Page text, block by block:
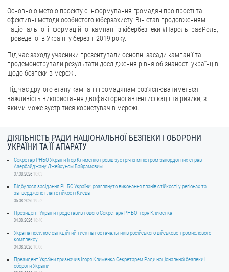
Drone Deals
Фотогалерея
Відеогалерея
ЗВЕРНЕННЯ ГРОМАДЯН
Електронне звернення
Організація доступу до публічної інформації
Облік публічної інформації
Публічні закупівлі
Внутрішній аудит
ДЕРЖАВНИЙ РЕЄСТР САНКЦІЙ
Основною метою проекту є інформування громадян про прості та
ефективні методи особистого кіберзахисту. Він став продовженням
національної інформаційної кампанії з кібербезпеки #ПарольГраєРоль,
проведеної в Україні у березні 2019 року.
Під час заходу учасники презентували основні засади кампанії та
продемонстрували результати дослідження рівня обізнаності українців
щодо безпеки в мережі.
Під час другого етапу кампанії громадянам роз’яснюватиметься
важливість використання двофакторної автентифікації та ризики, з
якими може зустрітися користувач в мережі.
ДІЯЛЬНІСТЬ РАДИ НАЦІОНАЛЬНОЇ БЕЗПЕКИ І ОБОРОНИ
УКРАЇНИ ТА ЇЇ АПАРАТУ
Секретар РНБО України Ігор Клименко провів зустріч із міністром закордонних справ
Азербайджану Джейхуном Байрамовим
07.08.2026 10:03
Відбулося засідання РНБО України: розглянуто виконання планів стійкості у регіонах та
затверджено план стійкості Києва
05.08.2026 19:52
Президент України представив нового Секретаря РНБО Ігоря Клименка
04.08.2026 18:40
Україна посилює санкційний тиск на постачальників російського військово-промислового
комплексу
04.08.2026 10:06
Президент України призначив Ігоря Клименка Секретарем Ради національної безпеки і
оборони України